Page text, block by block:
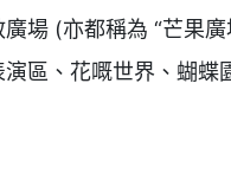
場 (亦都稱為 “芒果
區、花嘅世界、蝴蝶